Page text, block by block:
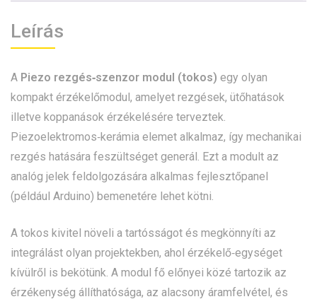
Leírás
A Piezo rezgés‑szenzor modul (tokos) egy olyan
kompakt érzékelőmodul, amelyet rezgések, ütőhatások
illetve koppanások érzékelésére terveztek.
Piezoelektromos‑kerámia elemet alkalmaz, így mechanikai
rezgés hatására feszültséget generál. Ezt a modult az
analóg jelek feldolgozására alkalmas fejlesztőpanel
(például Arduino) bemenetére lehet kötni.
A tokos kivitel növeli a tartósságot és megkönnyíti az
integrálást olyan projektekben, ahol érzékelő‑egységet
kívülről is bekötünk. A modul fő előnyei közé tartozik az
érzékenység állíthatósága, az alacsony áramfelvétel, és